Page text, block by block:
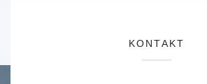
KONTAKT